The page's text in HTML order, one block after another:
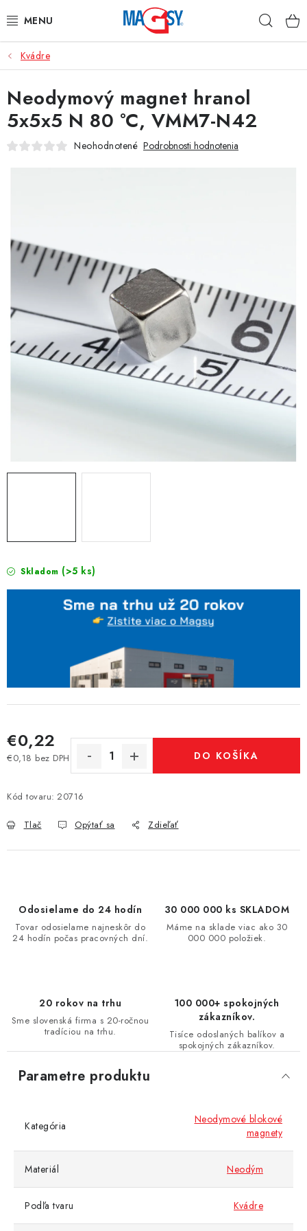
na
HLAVNÉ KATEGÓRIE
MAGNETICKÉ POMÔCKY
PRIEMYSELNÉ MAGNETY
O nás
Kontakt
Kvádre
Skladom (>5 ks)
€0,22
€0,18 bez DPH
Jednotková cena:
DO KOŠÍKA
Kód tovaru: 20716
Tlač Opýtať sa Zdieľať
Neodymový magnet hranol
5x5x5 N 80 °C, VMM7-N42
Neohodnotené Podrobnosti hodnotenia
Odosielame do 24 hodín
Tovar odosielame najneskôr do
24 hodín počas pracovných dní.
30 000 000 ks SKLADOM
Máme na sklade viac ako 30
000 000 položiek.
20 rokov na trhu
Sme slovenská firma s 20-ročnou
tradíciou na trhu.
100 000+ spokojných
zákazníkov.
Tisíce odoslaných balíkov a
spokojných zákazníkov.
Parametre produktu
Kategória
Neodymové blokové
magnety
Materiál Neodým
Podľa tvaru Kvádre